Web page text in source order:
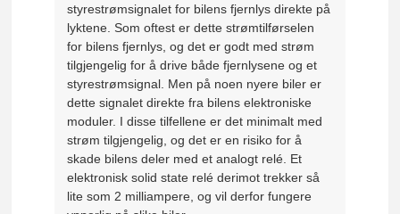
styrestrømsignalet for bilens fjernlys direkte på
lyktene. Som oftest er dette strømtilførselen
for bilens fjernlys, og det er godt med strøm
tilgjengelig for å drive både fjernlysene og et
styrestrømsignal. Men på noen nyere biler er
dette signalet direkte fra bilens elektroniske
moduler. I disse tilfellene er det minimalt med
strøm tilgjengelig, og det er en risiko for å
skade bilens deler med et analogt relé. Et
elektronisk solid state relé derimot trekker så
lite som 2 milliampere, og vil derfor fungere